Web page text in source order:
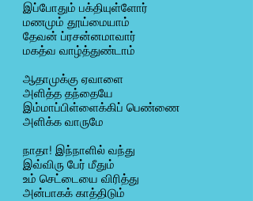
இப்போதும் பக்தியுள்ளோர்
மணமும் தூய்மையாம்
தேவன் ப்ரசன்னமாவார்
மகத்வ வாழ்த்துண்டாம்
ஆதாமுக்கு ஏவாளை
அளித்த தந்தையே
இம்மாப்பிள்ளைக்கிப் பெண்ணை
அளிக்க வாருமே
நாதா! இந்நாளில் வந்து
இவ்விரு பேர் மீதும்
உம் செட்டையை விரித்து
அன்பாகக் காத்திடும்